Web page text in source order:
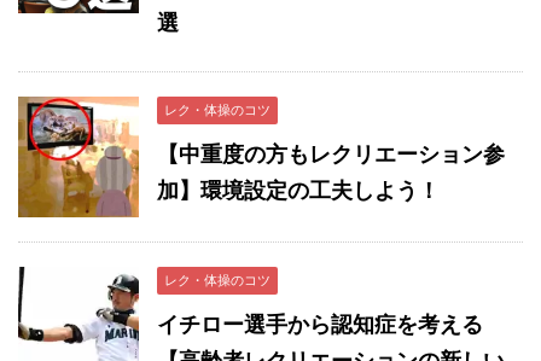
選
レク・体操のコツ
【中重度の方もレクリエーション参
加】環境設定の工夫しよう！
レク・体操のコツ
イチロー選手から認知症を考える